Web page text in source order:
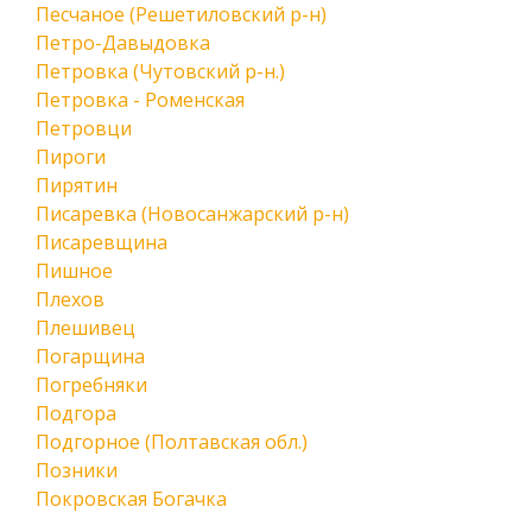
Песчаное (Решетиловский р-н)
Петро-Давыдовка
Петровка (Чутовский р-н.)
Петровка - Роменская
Петровци
Пироги
Пирятин
Писаревка (Новосанжарский р-н)
Писаревщина
Пишное
Плехов
Плешивец
Погарщина
Погребняки
Подгора
Подгорное (Полтавская обл.)
Позники
Покровская Богачка